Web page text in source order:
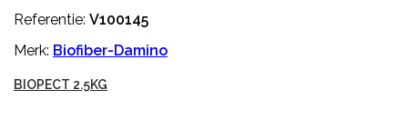
Referentie: V100145
Merk: Biofiber-Damino
BIOPECT 2.5KG